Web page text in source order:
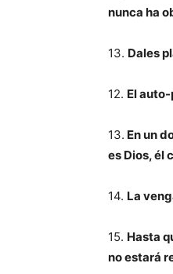
nunca ha
13. Dales
12. El
13. En un
es Dios, él
14. La
15. Hasta
no estará